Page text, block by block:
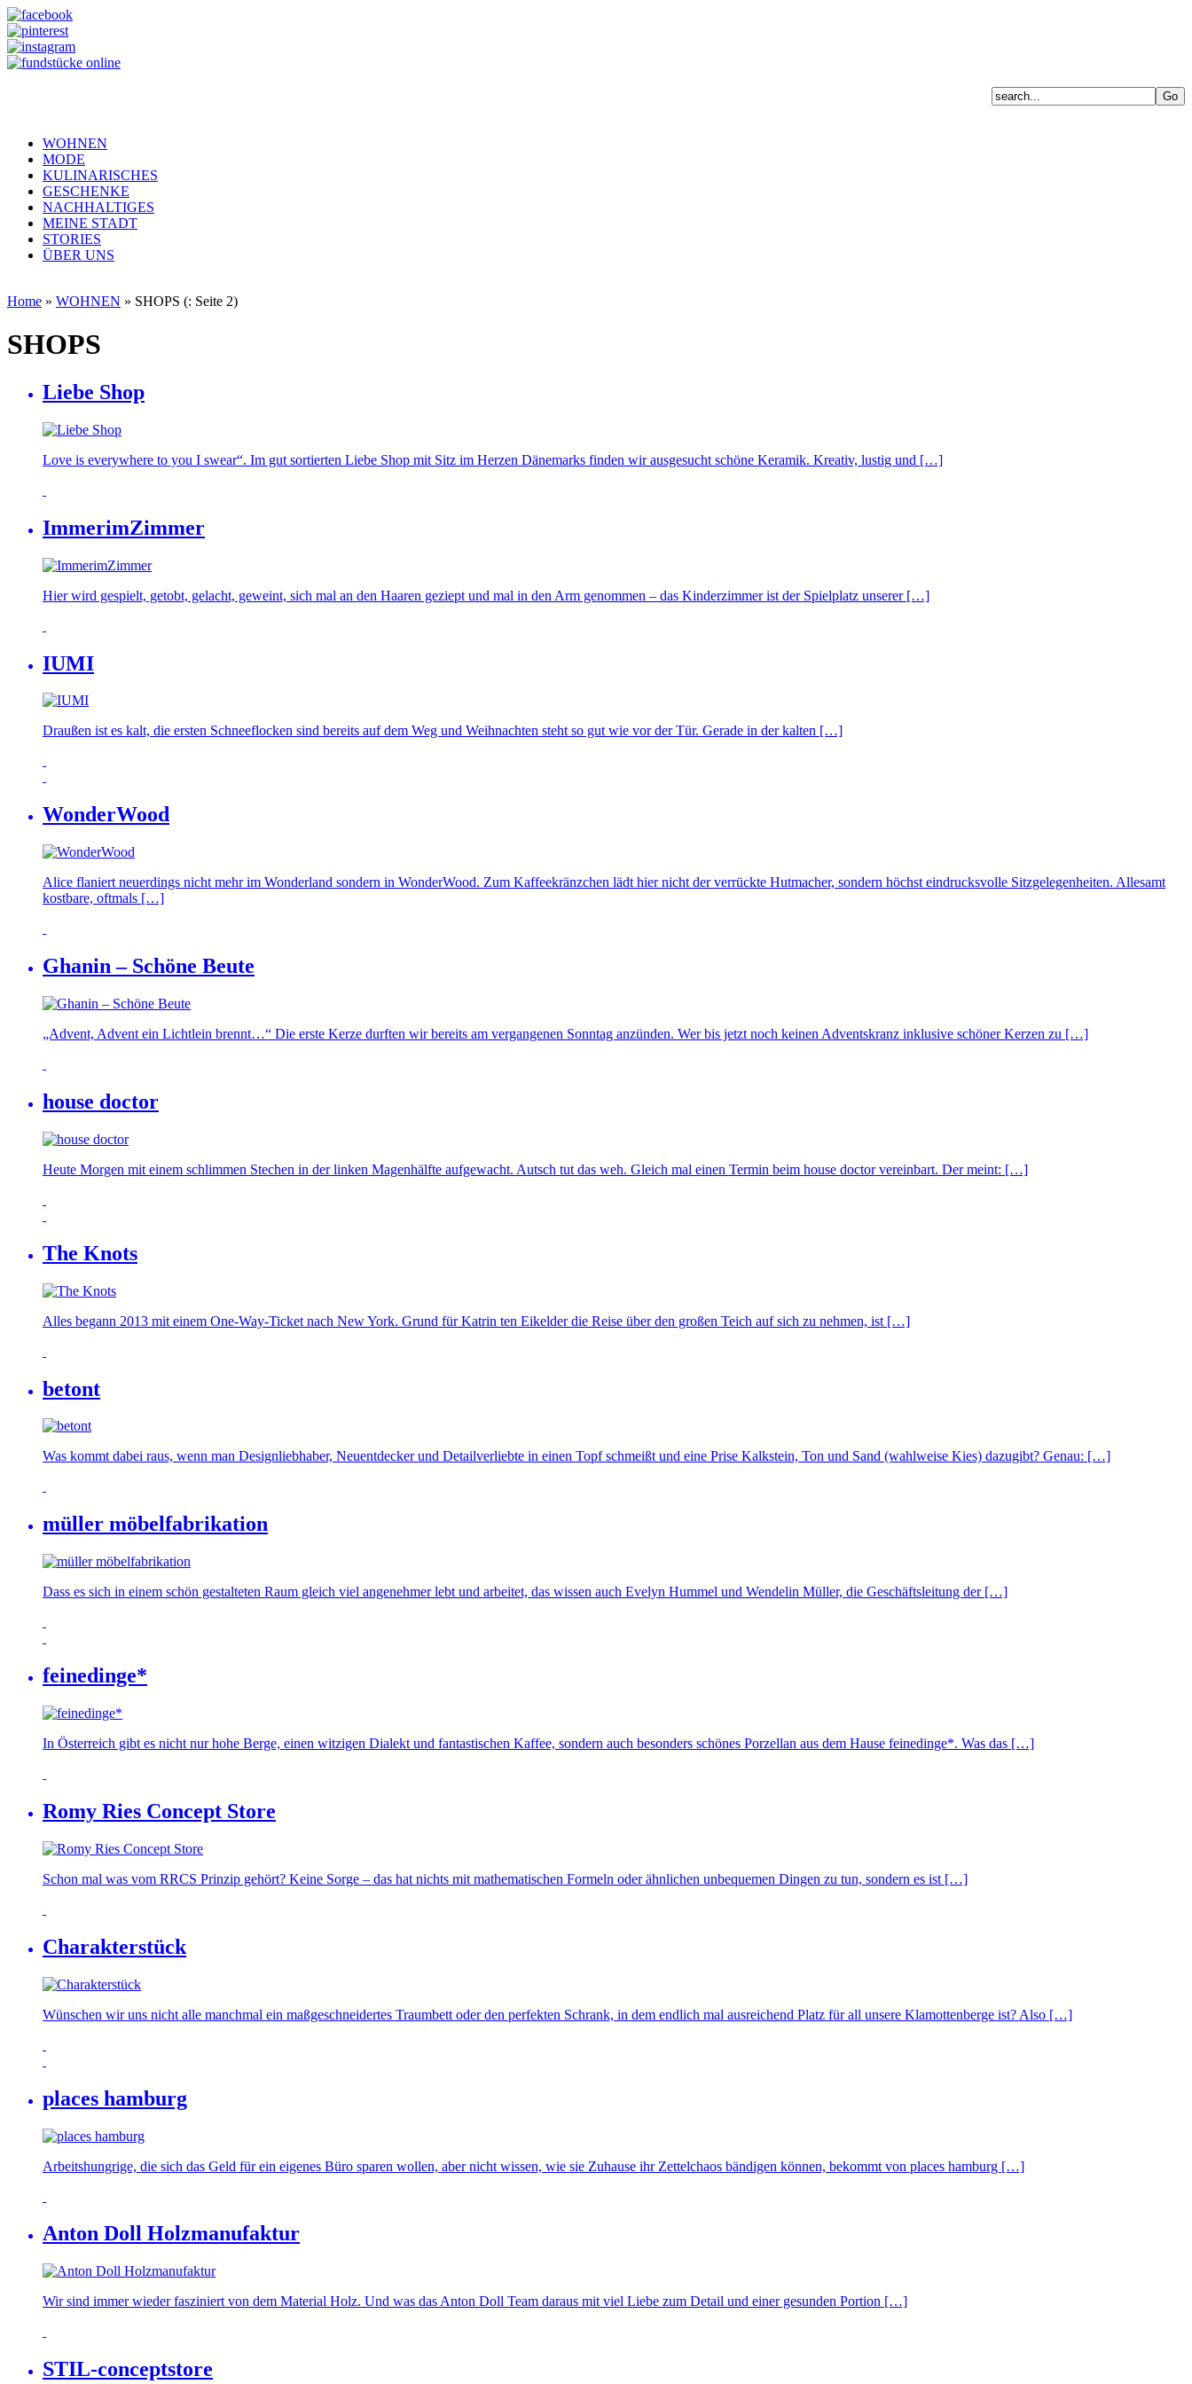
WOHNEN
MODE
KULINARISCHES
GESCHENKE
NACHHALTIGES
MEINE STADT
STORIES
ÜBER UNS
Home » WOHNEN » SHOPS (: Seite 2)
SHOPS
Liebe Shop
Love is everywhere to you I swear“. Im gut sortierten Liebe Shop mit Sitz im Herzen Dänemarks finden wir ausgesucht schöne Keramik. Kreativ, lustig und […]
ImmerimZimmer
Hier wird gespielt, getobt, gelacht, geweint, sich mal an den Haaren geziept und mal in den Arm genommen – das Kinderzimmer ist der Spielplatz unserer […]
IUMI
Draußen ist es kalt, die ersten Schneeflocken sind bereits auf dem Weg und Weihnachten steht so gut wie vor der Tür. Gerade in der kalten […]
WonderWood
Alice flaniert neuerdings nicht mehr im Wonderland sondern in WonderWood. Zum Kaffeekränzchen lädt hier nicht der verrückte Hutmacher, sondern höchst eindrucksvolle Sitzgelegenheiten. Allesamt
kostbare, oftmals […]
Ghanin – Schöne Beute
„Advent, Advent ein Lichtlein brennt…“ Die erste Kerze durften wir bereits am vergangenen Sonntag anzünden. Wer bis jetzt noch keinen Adventskranz inklusive schöner Kerzen zu […]
house doctor
Heute Morgen mit einem schlimmen Stechen in der linken Magenhälfte aufgewacht. Autsch tut das weh. Gleich mal einen Termin beim house doctor vereinbart. Der meint: […]
The Knots
Alles begann 2013 mit einem One-Way-Ticket nach New York. Grund für Katrin ten Eikelder die Reise über den großen Teich auf sich zu nehmen, ist […]
betont
Was kommt dabei raus, wenn man Designliebhaber, Neuentdecker und Detailverliebte in einen Topf schmeißt und eine Prise Kalkstein, Ton und Sand (wahlweise Kies) dazugibt? Genau: […]
müller möbelfabrikation
Dass es sich in einem schön gestalteten Raum gleich viel angenehmer lebt und arbeitet, das wissen auch Evelyn Hummel und Wendelin Müller, die Geschäftsleitung der […]
feinedinge*
In Österreich gibt es nicht nur hohe Berge, einen witzigen Dialekt und fantastischen Kaffee, sondern auch besonders schönes Porzellan aus dem Hause feinedinge*. Was das […]
Romy Ries Concept Store
Schon mal was vom RRCS Prinzip gehört? Keine Sorge – das hat nichts mit mathematischen Formeln oder ähnlichen unbequemen Dingen zu tun, sondern es ist […]
Charakterstück
Wünschen wir uns nicht alle manchmal ein maßgeschneidertes Traumbett oder den perfekten Schrank, in dem endlich mal ausreichend Platz für all unsere Klamottenberge ist? Also […]
places hamburg
Arbeitshungrige, die sich das Geld für ein eigenes Büro sparen wollen, aber nicht wissen, wie sie Zuhause ihr Zettelchaos bändigen können, bekommt von places hamburg […]
Anton Doll Holzmanufaktur
Wir sind immer wieder fasziniert von dem Material Holz. Und was das Anton Doll Team daraus mit viel Liebe zum Detail und einer gesunden Portion […]
STIL-conceptstore